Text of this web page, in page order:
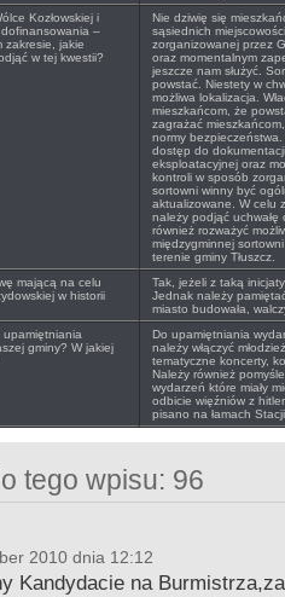
Kozłowskiej i
–
zakresie, jakie
w tej kwestii?
Nie dziwię się
sąsiednich
zorganizowanej przez
oraz momentalnym
jeszcze nam służyć.
powstać. Niestety w
możliwa lokalizacja.
mieszkańcom, że
zagrażać
normy
dostęp do
eksploatacyjnej oraz
kontroli w sposób
sortowni winny być
aktualizowane. W celu
należy podjąć uchwałę
również rozważyć
międzygminnej
terenie gminy Tłuszcz.
mającą na celu
w historii
Tak, jeżeli z taką
Jednak należy
miasto budowała,
upamiętniania
gminy? W jakiej
Do upamiętniania
należy włączyć
tematyczne koncerty,
Należy również
wydarzeń które miały
odbicie więźniów z
pisano na łamach
tego wpisu: 96
2010 dnia 12:12
Kandydacie na